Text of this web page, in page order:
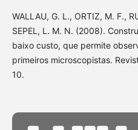
WALLAU, G. L., ORTIZ, M. F.,
SEPEL, L. M. N. (2008).
baixo custo, que permite
primeiros microscopistas.
10.